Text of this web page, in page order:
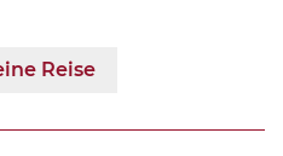
Reise